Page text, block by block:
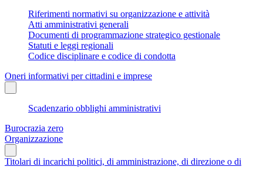
Riferimenti normativi su organizzazione e attività
Atti amministrativi generali
Documenti di programmazione strategico gestionale
Statuti e leggi regionali
Codice disciplinare e codice di condotta
Oneri informativi per cittadini e imprese
Scadenzario obblighi amministrativi
Burocrazia zero
Organizzazione
Titolari di incarichi politici, di amministrazione, di direzione o di